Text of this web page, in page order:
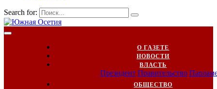
Search for:
О ГАЗЕТЕ
НОВОСТИ
ВЛАСТЬ
Президент Правительство
ОБЩЕСТВО